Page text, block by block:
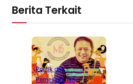
Berita Terkait
Politik dan
Pemerintahan